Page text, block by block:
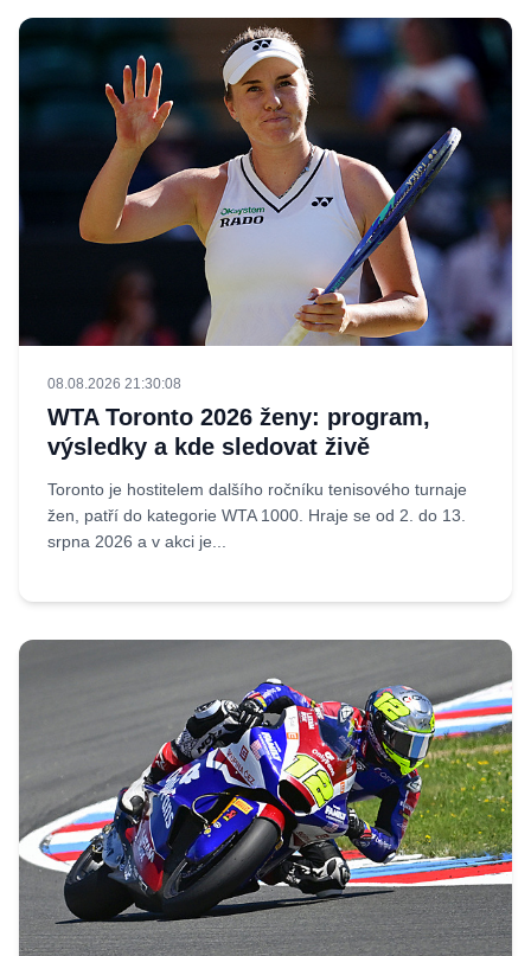
08.08.2026 21:30:08
WTA Toronto 2026 ženy: program,
výsledky a kde sledovat živě
Toronto je hostitelem dalšího ročníku tenisového turnaje
žen, patří do kategorie WTA 1000. Hraje se od 2. do 13.
srpna 2026 a v akci je...